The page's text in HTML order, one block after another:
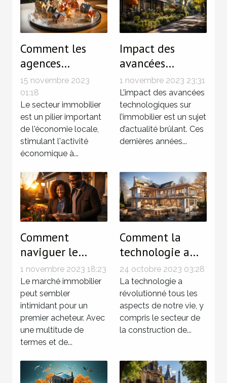
Comment les
agences
immobilières
impactent
l'économie locale
15 novembre 2023
01:18
Le secteur immobilier
est un pilier important
de l'économie locale,
stimulant l'activité
économique à...
Impact des
avancées
technologiques
sur le marché
immobilier de
Toulouse
1 novembre 2023 23:31
L’impact des avancées
technologiques sur
l’immobilier est un sujet
d’actualité brûlant. Ces
dernières années...
Comment
naviguer le
marché
immobilier en
tant que premier
acheteur
1 novembre 2023 18:23
Le marché immobilier
peut sembler
intimidant pour un
premier acheteur. Avec
une multitude de
termes et de...
Comment la
technologie a
changé le
secteur de la
construction de
maisons clé sur
porte en
24 octobre 2023 03:28
La technologie a
révolutionné tous les
aspects de notre vie, y
compris le secteur de
la construction de...